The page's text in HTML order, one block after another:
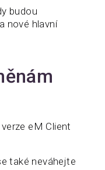
budou
nové hlavní
eM Client
také neváhejte